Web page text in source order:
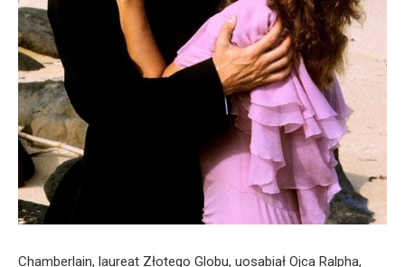
Chamberlain, laureat Złotego Globu, uosabiał Ojca Ralpha,